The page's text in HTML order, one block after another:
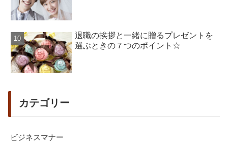
退職の挨拶と一緒に贈るプレゼントを
選ぶときの７つのポイント☆
カテゴリー
ビジネスマナー